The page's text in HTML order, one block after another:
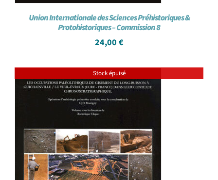
Union Internationale des Sciences Préhistoriques &
Protohistoriques – Commission 8
24,00 €
Stock épuisé